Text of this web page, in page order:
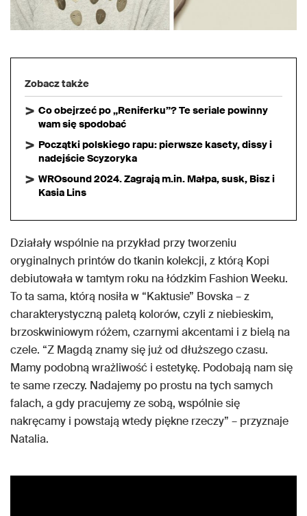
Zobacz także
Co obejrzeć po „Reniferku”? Te seriale powinny
wam się spodobać
Początki polskiego rapu: pierwsze kasety, dissy i
nadejście Scyzoryka
WROsound 2024. Zagrają m.in. Małpa, susk, Bisz i
Kasia Lins
Działały wspólnie na przykład przy tworzeniu
oryginalnych printów do tkanin kolekcji, z którą Kopi
debiutowała w tamtym roku na łódzkim Fashion Weeku.
To ta sama, którą nosiła w “Kaktusie” Bovska – z
charakterystyczną paletą kolorów, czyli z niebieskim,
brzoskwiniowym różem, czarnymi akcentami i z bielą na
czele. “Z Magdą znamy się już od dłuższego czasu.
Mamy podobną wrażliwość i estetykę. Podobają nam się
te same rzeczy. Nadajemy po prostu na tych samych
falach, a gdy pracujemy ze sobą, wspólnie się
nakręcamy i powstają wtedy piękne rzeczy” – przyznaje
Natalia.